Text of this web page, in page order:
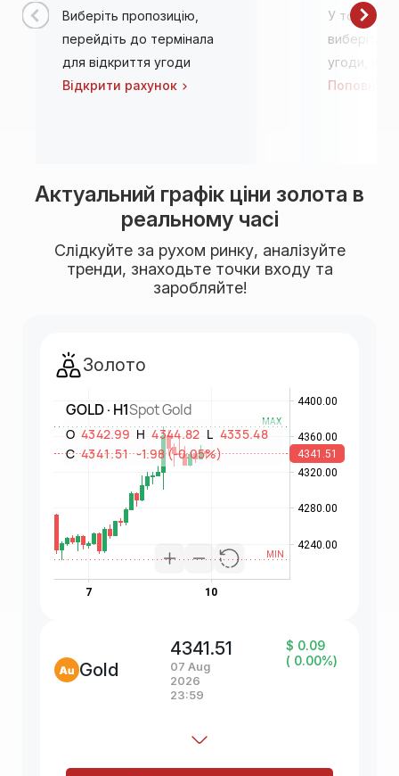
Виберіть пропозицію,
перейдіть до термінала
для відкриття угоди
Відкрити рахунок
У
виберіть
угоди,
Актуальний графік ціни золота в
реальному часі
Слідкуйте за рухом ринку, аналізуйте
тренди, знаходьте точки входу та
заробляйте!
Золото
Gold
4341.51
07 Aug
2026
23:59
$ 0.09
( 0.00%)